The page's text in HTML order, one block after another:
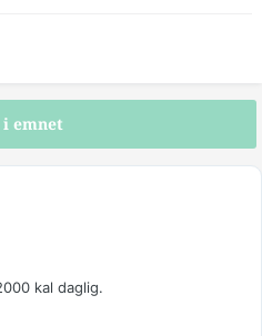
i emnet
kal daglig.